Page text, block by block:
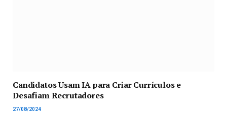
Candidatos Usam IA para Criar Currículos e
Desafiam Recrutadores
27/08/2024